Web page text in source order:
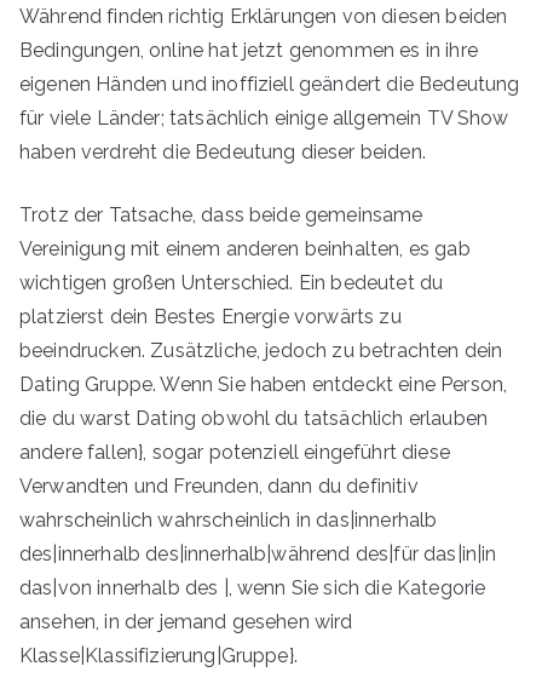
Während finden richtig Erklärungen von diesen beiden
Bedingungen, online hat jetzt genommen es in ihre
eigenen Händen und inoffiziell geändert die Bedeutung
für viele Länder; tatsächlich einige allgemein TV Show
haben verdreht die Bedeutung dieser beiden.
Trotz der Tatsache, dass beide gemeinsame
Vereinigung mit einem anderen beinhalten, es gab
wichtigen großen Unterschied. Ein bedeutet du
platzierst dein Bestes Energie vorwärts zu
beeindrucken. Zusätzliche, jedoch zu betrachten dein
Dating Gruppe. Wenn Sie haben entdeckt eine Person,
die du warst Dating obwohl du tatsächlich erlauben
andere fallen}, sogar potenziell eingeführt diese
Verwandten und Freunden, dann du definitiv
wahrscheinlich wahrscheinlich in das|innerhalb
des|innerhalb des|innerhalb|während des|für das|in|in
das|von innerhalb des |, wenn Sie sich die Kategorie
ansehen, in der jemand gesehen wird
Klasse|Klassifizierung|Gruppe}.